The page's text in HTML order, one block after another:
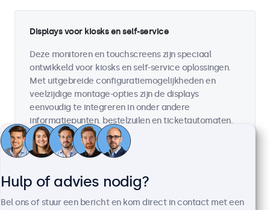
Displays voor kiosks en self-service
Deze monitoren en touchscreens zijn speciaal
ontwikkeld voor kiosks en self-service oplossingen.
Met uitgebreide configuratiemogelijkheden en
veelzijdige montage-opties zijn de displays
eenvoudig te integreren in onder andere
informatiepunten, bestelzuilen en ticketautomaten.
De displays zijn gebouwd voor continu publiek
gebruik en garanderen een perfecte beeldkwaliteit
met nauwkeurige touchfunctionaliteit en een
jarenlange, betrouwbare werking in elke omgeving.
Hulp of advies nodig?
Bel ons of stuur een bericht en kom direct in contact met een